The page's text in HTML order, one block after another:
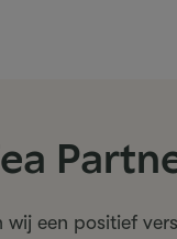
wij een positief